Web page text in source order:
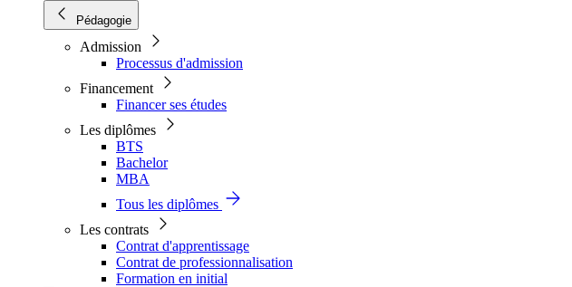
Pédagogie
Admission
Processus d'admission
Financement
Financer ses études
Les diplômes
BTS
Bachelor
MBA
Tous les diplômes
Les contrats
Contrat d'apprentissage
Contrat de professionnalisation
Formation en initial